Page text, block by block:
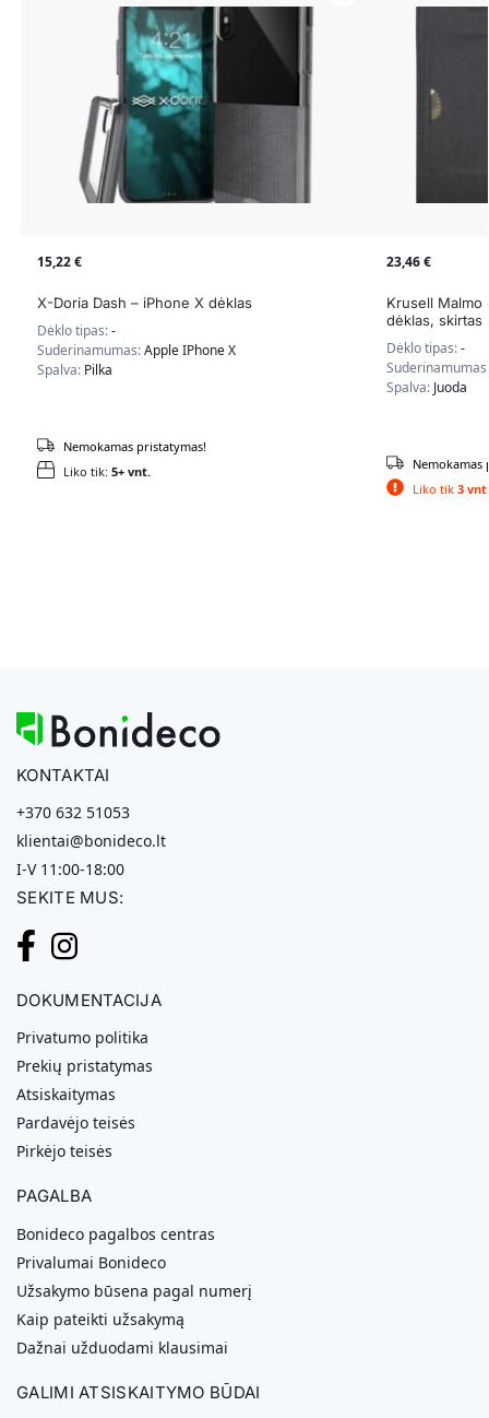
15,22€
X-Doria Dash – iPhone X dėklas
Dėklo tipas:-
Suderinamumas:Apple IPhone X
Spalva: Pilka
Liko tik: 5+ vnt.
Nemokamas pristatymas!
23,46€
Krusell Malmo
dėklas, skirtas
Dėklo tipas:-
Spalva: Juoda
Liko tik 3 vnt.
Nemokamas
KONTAKTAI
+370 632 51053
klientai@bonideco.lt
I-V 11:00-18:00
SEKITE MUS:
DOKUMENTACIJA
Privatumo politika
Prekių pristatymas
Atsiskaitymas
Pardavėjo teisės
Pirkėjo teisės
PAGALBA
Bonideco pagalbos centras
Privalumai Bonideco
Užsakymo būsena pagal numerį
Kaip pateikti užsakymą
Dažnai užduodami klausimai
GALIMI ATSISKAITYMO BŪDAI